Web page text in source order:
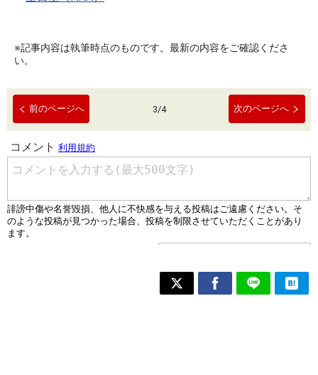
※記事内容は執筆時点のものです。最新の内容をご確認くださ
い。
前のページへ 3/4 次のページへ